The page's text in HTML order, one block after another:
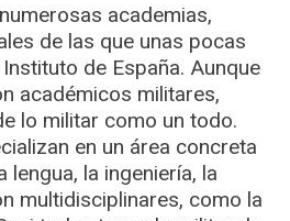
academias,
de las que unas pocas
de España. Aunque
académicos militares,
lo militar como un todo.
en un área concreta
lengua, la ingeniería, la
multidisciplinares, como la